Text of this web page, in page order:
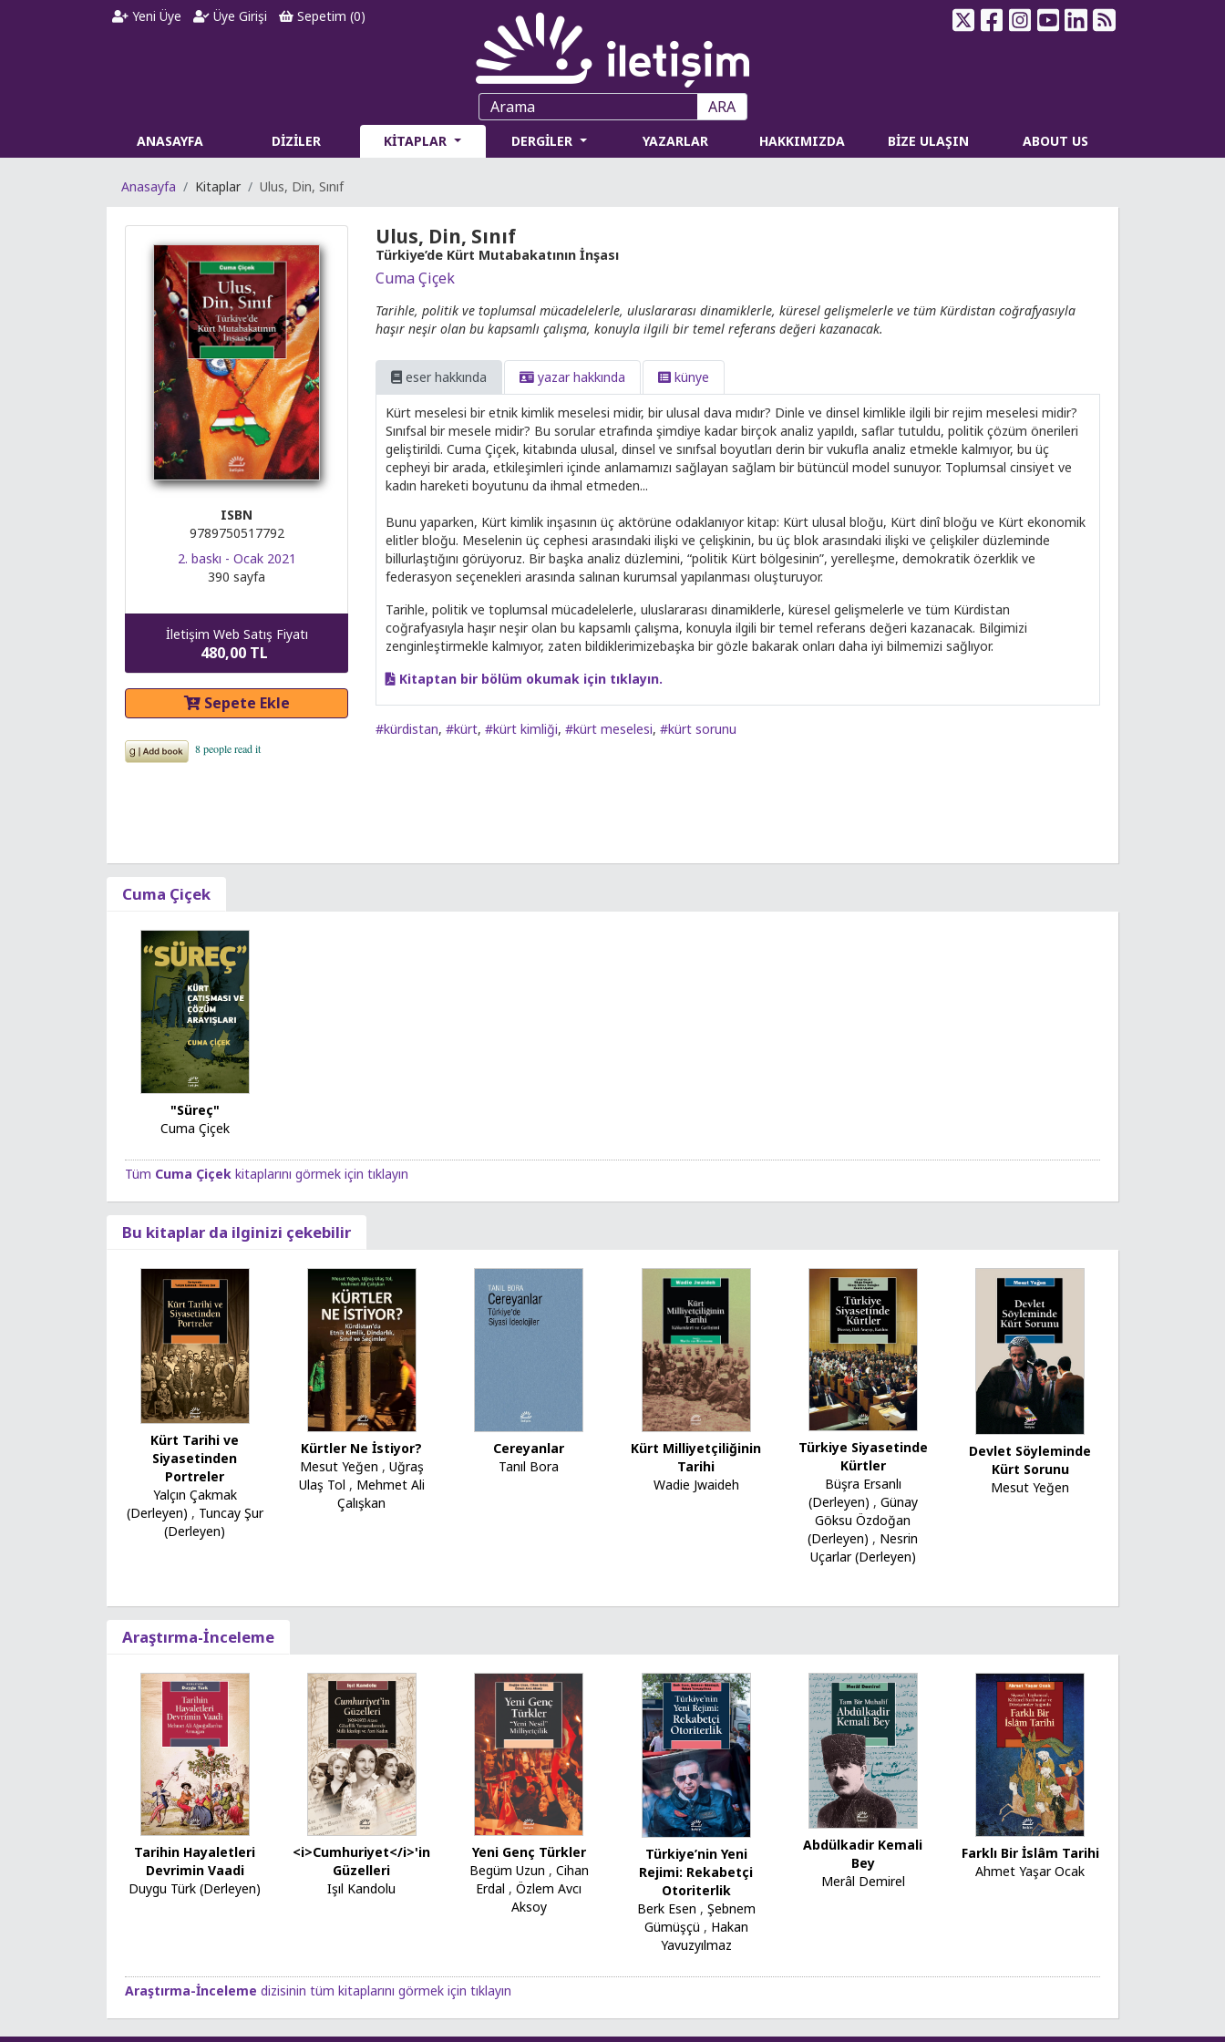
Yeni Üye Üye Girişi Sepetim (0)
ARA
ANASAYFA DİZİLER KİTAPLAR DERGİLER YAZARLAR HAKKIMIZDA BİZE ULAŞIN ABOUT US
Anasayfa Kitaplar Ulus, Din, Sınıf
ISBN
9789750517792
2. baskı - Ocak 2021
390 sayfa
İletişim Web Satış Fiyatı
480,00 TL
Sepete Ekle
Ulus, Din, Sınıf
Türkiye’de Kürt Mutabakatının İnşası
Cuma Çiçek
Tarihle, politik ve toplumsal mücadelelerle, uluslararası dinamiklerle, küresel gelişmelerle ve tüm Kürdistan coğrafyasıyla
haşır neşir olan bu kapsamlı çalışma, konuyla ilgili bir temel referans değeri kazanacak.
eser hakkında yazar hakkında künye
Kürt meselesi bir etnik kimlik meselesi midir, bir ulusal dava mıdır? Dinle ve dinsel kimlikle ilgili bir rejim meselesi midir?
Sınıfsal bir mesele midir? Bu sorular etrafında şimdiye kadar birçok analiz yapıldı, saflar tutuldu, politik çözüm önerileri
geliştirildi. Cuma Çiçek, kitabında ulusal, dinsel ve sınıfsal boyutları derin bir vukufla analiz etmekle kalmıyor, bu üç
cepheyi bir arada, etkileşimleri içinde anlamamızı sağlayan sağlam bir bütüncül model sunuyor. Toplumsal cinsiyet ve
kadın hareketi boyutunu da ihmal etmeden...
Bunu yaparken, Kürt kimlik inşasının üç aktörüne odaklanıyor kitap: Kürt ulusal bloğu, Kürt dinî bloğu ve Kürt ekonomik
elitler bloğu. Meselenin üç cephesi arasındaki ilişki ve çelişkinin, bu üç blok arasındaki ilişki ve çelişkiler düzleminde
billurlaştığını görüyoruz. Bir başka analiz düzlemini, “politik Kürt bölgesinin”, yerelleşme, demokratik özerklik ve
federasyon seçenekleri arasında salınan kurumsal yapılanması oluşturuyor.
Tarihle, politik ve toplumsal mücadelelerle, uluslararası dinamiklerle, küresel gelişmelerle ve tüm Kürdistan
coğrafyasıyla haşır neşir olan bu kapsamlı çalışma, konuyla ilgili bir temel referans değeri kazanacak. Bilgimizi
zenginleştirmekle kalmıyor, zaten bildiklerimizebaşka bir gözle bakarak onları daha iyi bilmemizi sağlıyor.
Kitaptan bir bölüm okumak için tıklayın.
#kürdistan, #kürt, #kürt kimliği, #kürt meselesi, #kürt sorunu
Cuma Çiçek
"Süreç"
Cuma Çiçek
Tüm Cuma Çiçek kitaplarını görmek için tıklayın
Bu kitaplar da ilginizi çekebilir
Kürt Tarihi ve
Siyasetinden
Portreler
Yalçın Çakmak
(Derleyen) , Tuncay Şur
(Derleyen)
Kürtler Ne İstiyor?
Mesut Yeğen , Uğraş
Ulaş Tol , Mehmet Ali
Çalışkan
Cereyanlar
Tanıl Bora
Kürt Milliyetçiliğinin
Tarihi
Wadie Jwaideh
Türkiye Siyasetinde
Kürtler
Büşra Ersanlı
(Derleyen) , Günay
Göksu Özdoğan
(Derleyen) , Nesrin
Uçarlar (Derleyen)
Devlet Söyleminde
Kürt Sorunu
Mesut Yeğen
Araştırma-İnceleme
Tarihin Hayaletleri
Devrimin Vaadi
Duygu Türk (Derleyen)
<i>Cumhuriyet</i>'in
Güzelleri
Işıl Kandolu
Yeni Genç Türkler
Begüm Uzun , Cihan
Erdal ,Özlem Avcı
Aksoy
Türkiye’nin Yeni
Rejimi: Rekabetçi
Otoriterlik
Berk Esen , Şebnem
Gümüşçü , Hakan
Yavuzyılmaz
Abdülkadir Kemali
Bey
Merâl Demirel
Farklı Bir İslâm Tarihi
Ahmet Yaşar Ocak
Araştırma-İnceleme dizisinin tüm kitaplarını görmek için tıklayın